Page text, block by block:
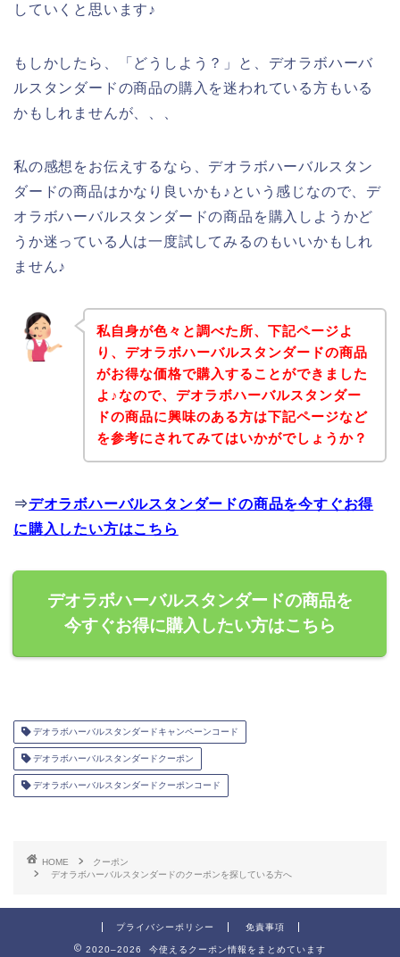
していくと思います♪
もしかしたら、「どうしよう？」と、デオラボハーバ
ルスタンダードの商品の購入を迷われている方もいる
かもしれませんが、、、
私の感想をお伝えするなら、デオラボハーバルスタン
ダードの商品はかなり良いかも♪という感じなので、デ
オラボハーバルスタンダードの商品を購入しようかど
うか迷っている人は一度試してみるのもいいかもしれ
ません♪
私自身が色々と調べた所、下記ページよ
り、デオラボハーバルスタンダードの商品
がお得な価格で購入することができました
よ♪なので、デオラボハーバルスタンダー
ドの商品に興味のある方は下記ページなど
を参考にされてみてはいかがでしょうか？
⇒デオラボハーバルスタンダードの商品を今すぐお得
に購入したい方はこちら
デオラボハーバルスタンダードの商品を
今すぐお得に購入したい方はこちら
デオラボハーバルスタンダードキャンペーンコード
デオラボハーバルスタンダードクーポン
デオラボハーバルスタンダードクーポンコード
HOME
クーポン
デオラボハーバルスタンダードのクーポンを探している方へ
プライバシーポリシー 免責事項
2020–2026 今使えるクーポン情報をまとめています